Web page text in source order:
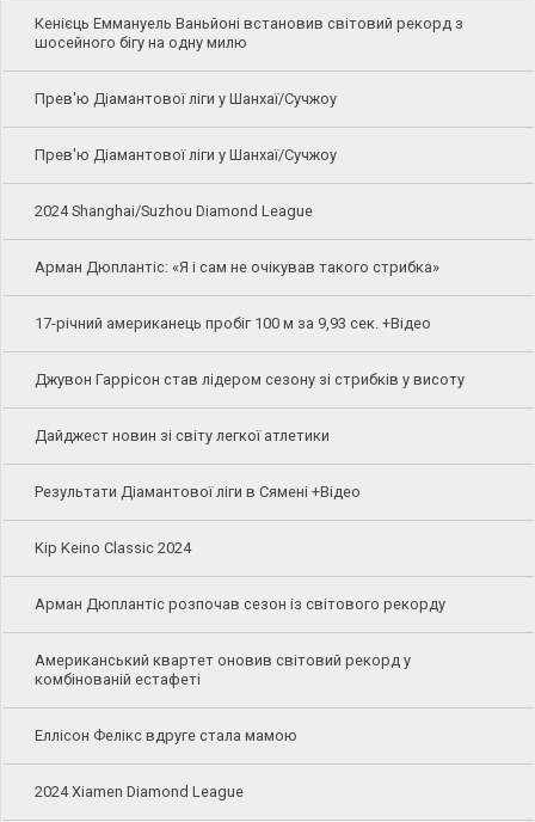
Кенієць Еммануель Ваньйоні встановив світовий рекорд з
шосейного бігу на одну милю
Прев'ю Діамантової ліги у Шанхаї/Сучжоу
Прев'ю Діамантової ліги у Шанхаї/Сучжоу
2024 Shanghai/Suzhou Diamond League
Арман Дюплантіс: «Я і сам не очікував такого стрибка»
17-річний американець пробіг 100 м за 9,93 сек. +Відео
Джувон Гаррісон став лідером сезону зі стрибків у висоту
Дайджест новин зі світу легкої атлетики
Результати Діамантової ліги в Сямені +Відео
Kip Keino Classic 2024
Арман Дюплантіс розпочав сезон із світового рекорду
Американський квартет оновив світовий рекорд у
комбінованій естафеті
Еллісон Фелікс вдруге стала мамою
2024 Xiamen Diamond League